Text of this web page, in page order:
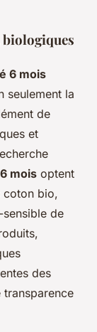
biologiques
6 mois
seulement la
de
et
mois optent
coton bio,
de
des